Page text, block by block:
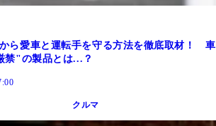
ら愛車と運転手を守る方法を徹底取材！ 車
禁"の製品とは...？
クルマ